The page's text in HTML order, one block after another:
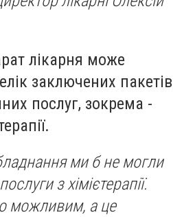
лікарня може
заключених пакетів
послуг, зокрема -
ми б не могли
з хімієтерапії.
можливим, а це